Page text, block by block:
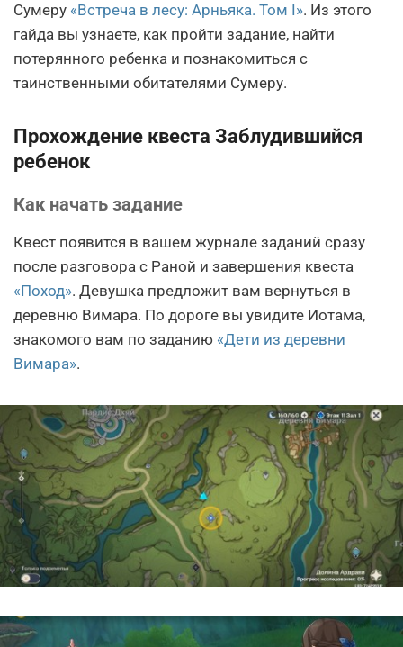
Сумеру «Встреча в лесу: Арньяка. Том I». Из этого
гайда вы узнаете, как пройти задание, найти
потерянного ребенка и познакомиться с
таинственными обитателями Сумеру.
Прохождение квеста Заблудившийся
ребенок
Как начать задание
Квест появится в вашем журнале заданий сразу
после разговора с Раной и завершения квеста
«Поход». Девушка предложит вам вернуться в
деревню Вимара. По дороге вы увидите Иотама,
знакомого вам по заданию «Дети из деревни
Вимара».